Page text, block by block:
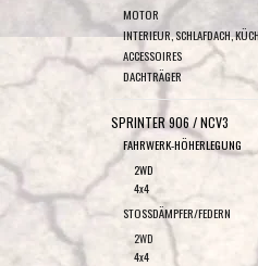
MOTOR
INTERIEUR, SCHLAFDACH,
ACCESSOIRES
DACHTRÄGER
SPRINTER 906 / NCV3
FAHRWERK-HÖHERLEGUNG
2WD
4x4
STOSSDÄMPFER/FEDERN
2WD
4x4